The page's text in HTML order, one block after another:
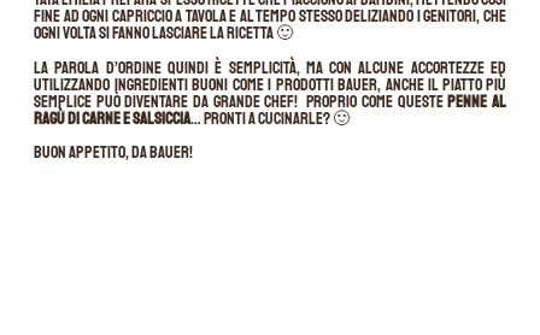
fine ad ogni capriccio a tavola e al tempo stesso deliziando i genitori, che
ogni volta si fanno lasciare la ricetta 🙂
La parola d’ordine quindi è semplicità, ma con alcune accortezze ed
utilizzando ingredienti buoni come i prodotti Bauer, anche il piatto più
semplice può diventare da grande chef! Proprio come questepenne al
ragù di carne e salsiccia… Pronti a cucinarle? 🙂
Buon appetito, da Bauer!